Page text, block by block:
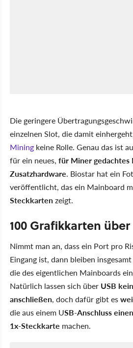
Die geringere
einzelnen Slot, die damit
Mining keine Rolle. Genau das ist
für ein neues, für Miner gedachtes
Zusatzhardware. Biostar hat ein
veröffentlicht, das ein Mainboard
Steckkartenzeigt.
100 Grafikkarten über
Nimmt man an, dass ein Port pro
Eingang ist, dann bleiben
die des eigentlichen Mainboards
Natürlich lassen sich über USB
anschließen, doch dafür gibt es
die aus einem USB-Anschluss
1x-Steckkarte machen.